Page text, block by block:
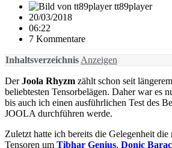
tt89player
20/03/2018
06:22
7 Kommentare
Inhaltsverzeichnis Anzeigen
DerJoola Rhyzm zählt schon seit
beliebtesten Tensorbelägen. Daher war es
bis auch ich einen ausführlichen Test des
JOOLA durchführen werde.
Zuletzt hatte ich bereits die Gelegenheit die
Tensoren um Tibhar Genius, Donic